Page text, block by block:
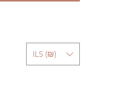
ILS (₪)